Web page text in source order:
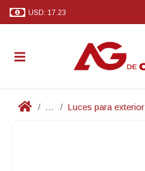
USD: 17.23
... Luces para exterior